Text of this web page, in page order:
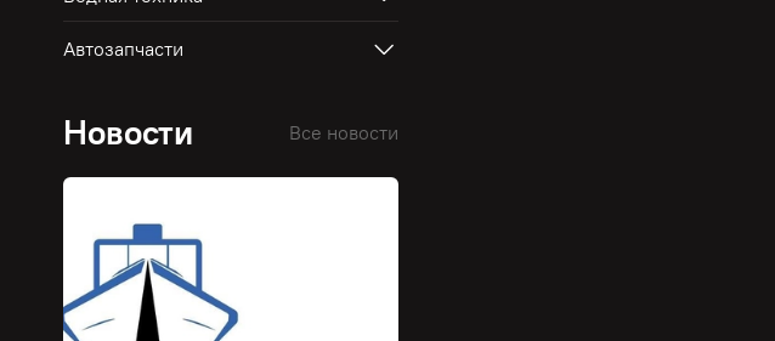
Автозапчасти
Новости Все новости